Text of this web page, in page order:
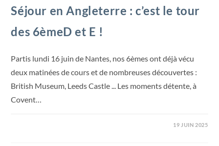
Séjour en Angleterre : c’est le tour
des 6èmeD et E !
Partis lundi 16 juin de Nantes, nos 6èmes ont déjà vécu
deux matinées de cours et de nombreuses découvertes :
British Museum, Leeds Castle ... Les moments détente, à
Covent…
19 JUIN 2025